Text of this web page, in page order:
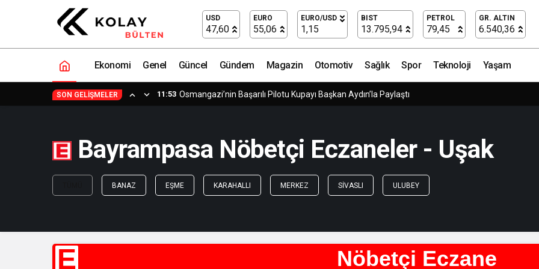
USD
47,60
EURO
55,06
EURO/USD
1,15
BIST
13.795,94
PETROL
79,45
GR. ALTIN
6.540,36
Ekonomi Genel Güncel Gündem Magazin Otomotiv Sağlık Spor Teknoloji Yaşam
SON GELIŞMELER 11:53 Osmangazi’nin Başarılı Pilotu Kupayı Başkan Aydın’la Paylaştı
Bayrampasa Nöbetçi Eczaneler - Uşak
BANAZ EŞME KARAHALLI MERKEZ SIVASLI ULUBEY
E Nöbetçi Eczane